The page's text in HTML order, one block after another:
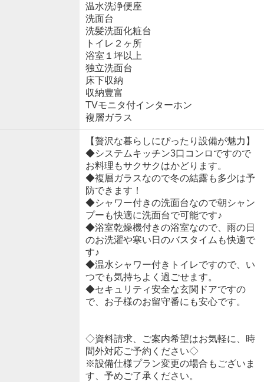
温水洗浄便座
洗面台
洗髪洗面化粧台
トイレ２ヶ所
浴室１坪以上
独立洗面台
床下収納
収納豊富
TVモニタ付インターホン
複層ガラス
【贅沢な暮らしにぴったり設備が魅力】
◆システムキッチン3口コンロですので
お料理もサクサクはかどります。
◆複層ガラスなので冬の結露も多少は予
防できます！
◆シャワー付きの洗面台なので朝シャン
プーも快適に洗面台で可能です♪
◆浴室乾燥機付きの浴室なので、雨の日
のお洗濯や寒い日のバスタイムも快適で
す♪
◆温水シャワー付きトイレですので、い
つでも気持ちよく過ごせます。
◆セキュリティ安全な玄関ドアですの
で、お子様のお留守番にも安心です。
◇資料請求、ご案内希望はお気軽に、時
間外対応ご予約ください◇
※設備仕様プラン変更の場合もございま
す、予めご了承ください。